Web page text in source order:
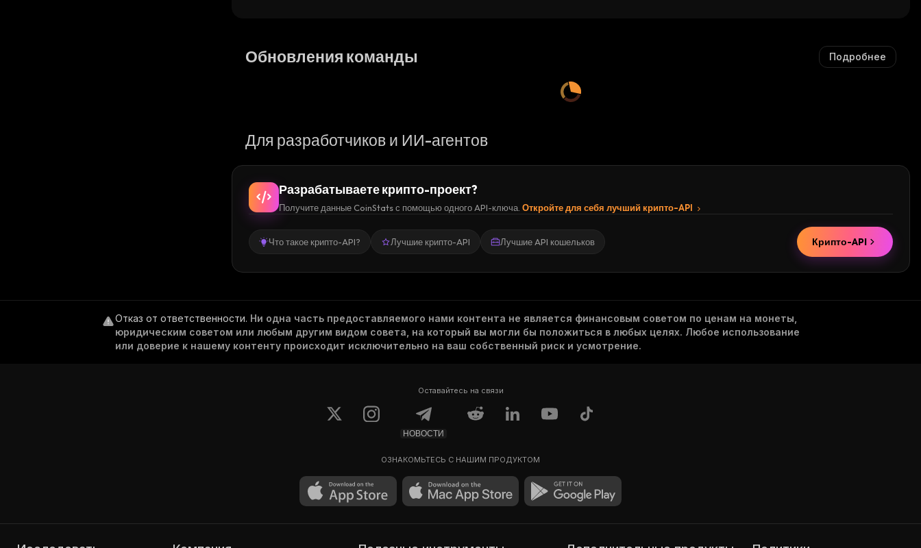
Обновления команды Подробнее
Для разработчиков и ИИ-агентов
Разрабатываете крипто-проект?
Получите данные CoinStats с помощью одного API-ключа. Откройте для себя лучший крипто-API
Что такое крипто-API? Лучшие крипто-API Лучшие API кошельков Крипто-API
Отказ от ответственности. Ни одна часть предоставляемого нами контента не является финансовым советом по ценам на монеты,
юридическим советом или любым другим видом совета, на который вы могли бы положиться в любых целях. Любое использование
или доверие к нашему контенту происходит исключительно на ваш собственный риск и усмотрение.
Оставайтесь на связи
НОВОСТИ
ОЗНАКОМЬТЕСЬ С НАШИМ ПРОДУКТОМ